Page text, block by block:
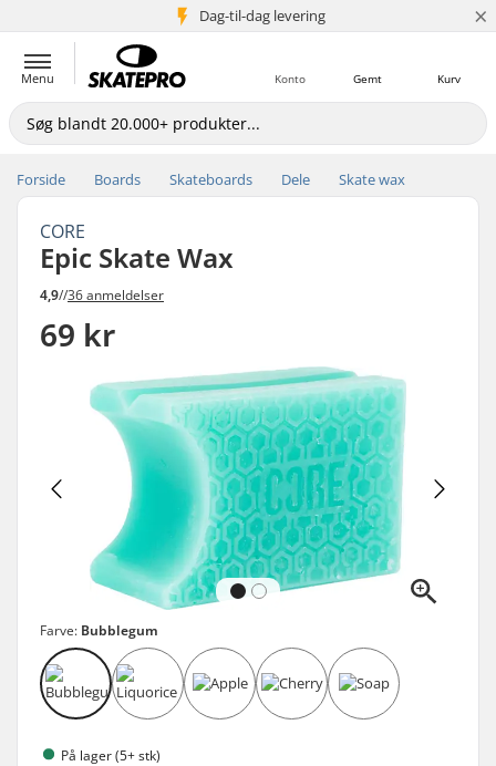
Dag-til-dag levering
5+ mio. kunder ×
Menu Kurv
Gemt
Konto
Forside Boards Skateboards Dele Skate wax
CORE
Epic Skate Wax
4,9//36 anmeldelser
69 kr
Farve: Bubblegum
På lager (5+ stk)